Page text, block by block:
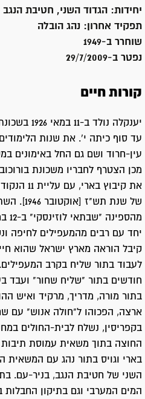
יחידות: הגדוד השני, חטיבת הנגב
תפקיד אחרון: נהג הובלה
שוחרר ב-1949
נפטר ב-29/7/2009
קורות חיים
יענקלה
עד סוף כיתה י'. את שנות
עין-חרוד ושם גם החל באימונים
מכן הצטרף לחבריו משכונת
את קיבוץ
של שנת
יחד עם רבים מהמעפילים לחיפה
קיבל הוראה מארץ ישראל שהוא
בתור מורה, מדריך, מרקיד ואיש
ארצה, הפכוהו ל"חולה אנוש" עם
בקפריסין, נשלח לבית-החולים
החוצה בתוך משאית עמוסת
בארי וגויס בתור נהג עם המשאית
השני של חטיבת הנגב, בניר-עם.
המים המערבי וגם בתיקון החבלות